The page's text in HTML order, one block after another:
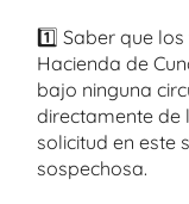
1️⃣ Saber que
Hacienda de
bajo ninguna
directamente de
solicitud en este
sospechosa.